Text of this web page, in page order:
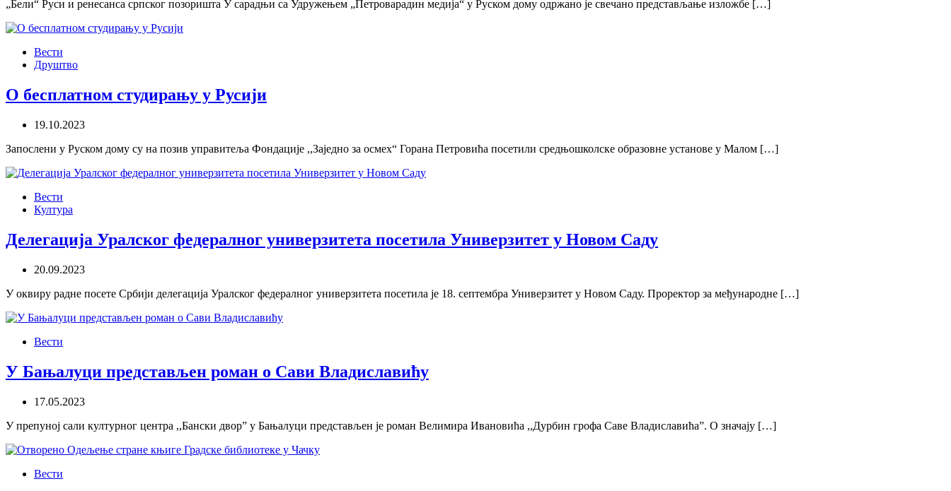
„Бели“ Руси и ренесанса српског позоришта У сарадњи са Удружењем „Петроварадин медија“ у Руском дому одржано је свечано представљање изложбе […]
Вести
Друштво
О бесплатном студирању у Русији
19.10.2023
Запослени у Руском дому су на позив управитеља Фондације ,,Заједно за осмех“ Горана Петровића посетили средњошколске образовне установе у Малом […]
Вести
Култура
Делегација Уралског федералног универзитета посетила Универзитет у Новом Саду
20.09.2023
У оквиру радне посете Србији делегација Уралског федералног универзитета посетила је 18. септембра Универзитет у Новом Саду. Проректор за међународне […]
Вести
У Бањалуци представљен роман о Сави Владиславићу
17.05.2023
У препуној сали културног центра ,,Бански двор” у Бањалуци представљен је роман Велимира Ивановића ,,Дурбин грофа Саве Владиславића”. О значају […]
Вести